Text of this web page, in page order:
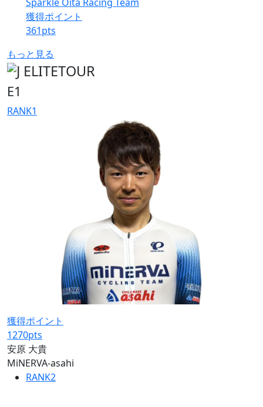
獲得ポイント
361pts
もっと見る
E1
RANK1
獲得ポイント
1270pts
安原 大貴
MiNERVA-asahi
RANK2